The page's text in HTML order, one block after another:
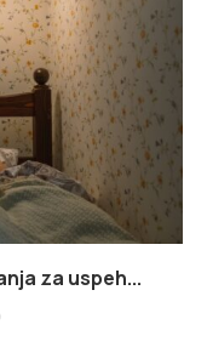
za uspeh...